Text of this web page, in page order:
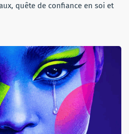
quête de confiance en soi et